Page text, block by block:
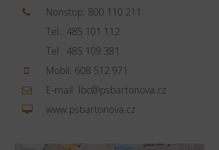
Nonstop: 800 110 211
Tel.: 485 101 112
Tel.: 485 109 381
Mobil: 608 512 971
E-mail: lbc@psbartonova.cz
www.psbartonova.cz